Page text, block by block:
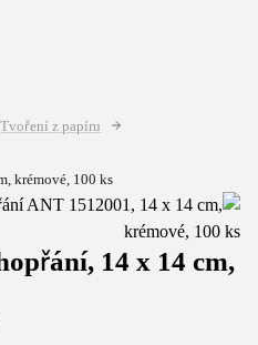
Tvoření z papíru
krémové, 100 ks
14 x 14 cm,